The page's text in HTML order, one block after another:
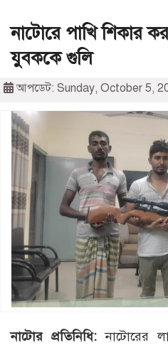
নাটোরে পাখি শিকার
যুবককে গুলি
আপডেট: Sunday, October 5,
নাটোর প্রতিনিধি: নাটোরের